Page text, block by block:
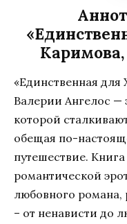
«Единственная
Валерии Ангелос —
которой
обещая по-
путешествие.
романтической
любовного романа,
– от ненависти до